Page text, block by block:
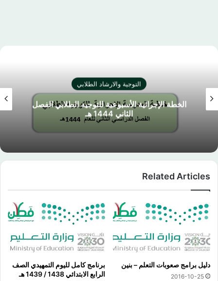
التوجية والارشاد الطلابي
الخطة الإجرائية الأسبوعية للتوجيه الطلابي الفصل
الثاني 1444 هـ
Related Articles
دليل برامج صعوبات التعلم – بنين
2016-10-25
برنامج كامل لليوم التمهيدي الصف
الرابع الابتدائي 1438 / 1439 هـ